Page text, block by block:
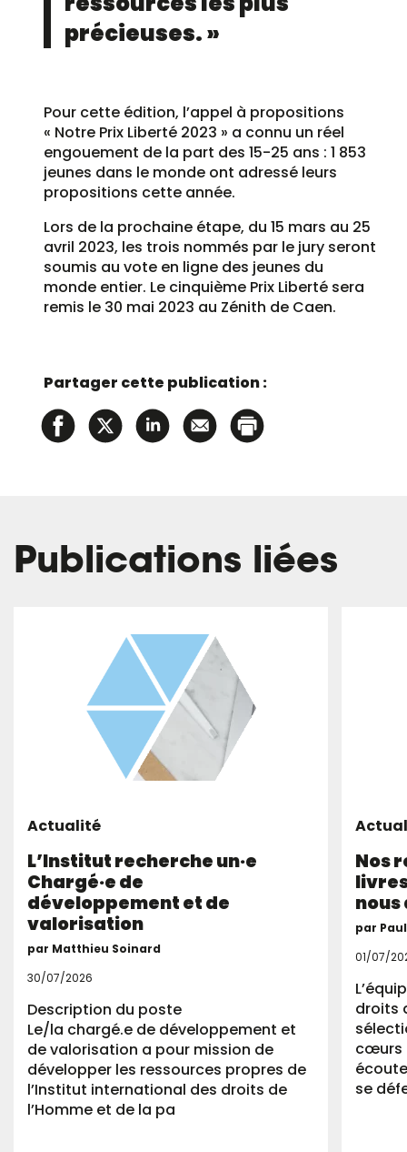
précieuses. »
Pour cette édition, l’appel à propositions
« Notre Prix Liberté 2023 » a connu un réel
engouement de la part des 15-25 ans : 1 853
jeunes dans le monde ont adressé leurs
propositions cette année.
Lors de la prochaine étape, du 15 mars au 25
avril 2023, les trois nommés par le jury seront
soumis au vote en ligne des jeunes du
monde entier. Le cinquième Prix Liberté sera
remis le 30 mai 2023 au Zénith de Caen.
Partager cette publication :
Publications liées
Actualité
L’Institut recherche un·e
Chargé·e de
développement et de
valorisation
par Matthieu Soinard
30/07/2026
Description du poste
Le/la chargé.e de développement et
de valorisation a pour mission de
développer les ressources propres de
l’Institut international des droits de
l’Homme et de la pa
Nos
nous
par
01/07/
droits
cœurs
se